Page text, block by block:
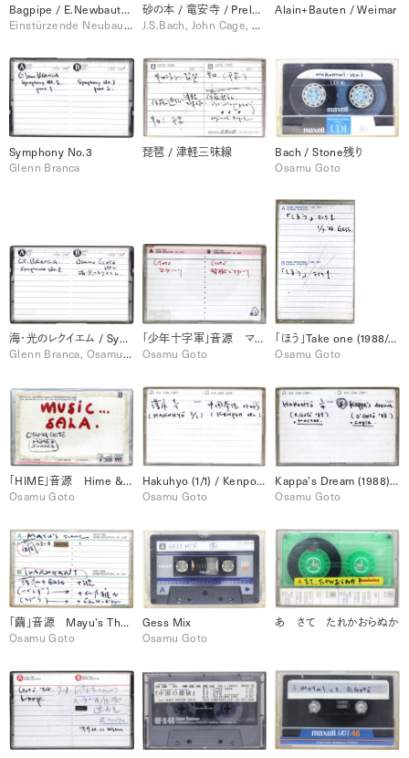
Bagpipe / E.Newbauten 1991
Einstürzende Neubauten, Patrick Molard
砂の本 / 竜安寺 / Prelude
J.S.Bach, John Cage, 溝入敬三
Alain+Bauten / Weimar
Symphony No.3
Glenn Branca
琵琶 / 津軽三味線
Bach / Stone残り
Osamu Goto
海・光のレクイエム / Symphony No.3
Glenn Branca, Osamu Goto
「少年十字軍」音源 マタハリ / 監獄とマタハリ
Osamu Goto
「ほう」Take one (1988/3/7)
Osamu Goto
「HIME」音源 Hime & Sourse
Osamu Goto
Hakuhyo (1/1) / Kenpoh / etc.
Osamu Goto
Kappa’s Dream (1988) /Hakuhyo (1/4) (1989)
Osamu Goto
「繭」音源 Mayu’s Theme / Ikarugani
Osamu Goto
Gess Mix
Osamu Goto
あ さて たれかおらぬか